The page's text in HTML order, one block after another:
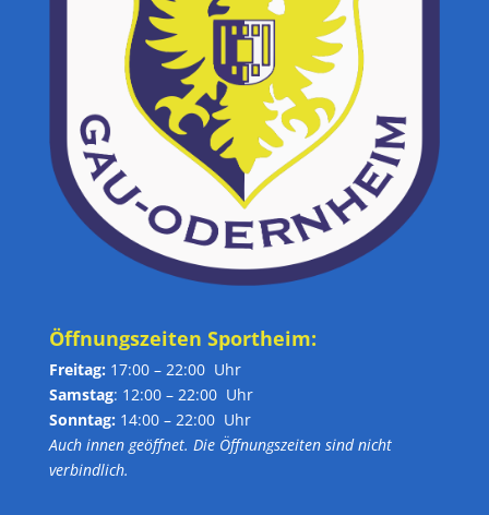
Öffnungszeiten Sportheim:
Freitag: 17:00 – 22:00 Uhr
Samstag: 12:00 – 22:00 Uhr
Sonntag: 14:00 – 22:00 Uhr
Auch innen geöffnet. Die Öffnungszeiten sind nicht
verbindlich.